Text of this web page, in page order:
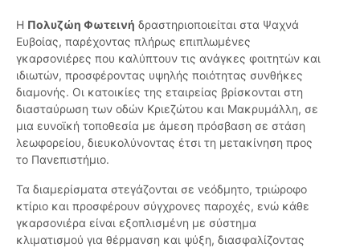
Η Πολυζώη Φωτεινή δραστηριοποιείται στα Ψαχνά
Ευβοίας, παρέχοντας πλήρως επιπλωμένες
γκαρσονιέρες που καλύπτουν τις ανάγκες φοιτητών και
ιδιωτών, προσφέροντας υψηλής ποιότητας συνθήκες
διαμονής. Οι κατοικίες της εταιρείας βρίσκονται στη
διασταύρωση των οδών Κριεζώτου και Μακρυμάλλη, σε
μια ευνοϊκή τοποθεσία με άμεση πρόσβαση σε στάση
λεωφορείου, διευκολύνοντας έτσι τη μετακίνηση προς
το Πανεπιστήμιο.
Τα διαμερίσματα στεγάζονται σε νεόδμητο, τριώροφο
κτίριο και προσφέρουν σύγχρονες παροχές, ενώ κάθε
γκαρσονιέρα είναι εξοπλισμένη με σύστημα
κλιματισμού για θέρμανση και ψύξη, διασφαλίζοντας